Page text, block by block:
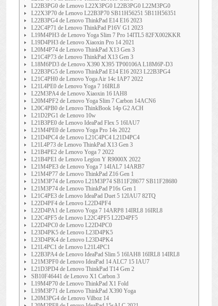
L22B3PG0 de Lenovo L22X3PG0 L22B3PG0 L22M3PG0
L22X3P70 de Lenovo L22B3P70 SB11H56251 5B11H56351
L22B3PG4 de Lenovo ThinkPad E14 E16 2023
L22C4P71 de Lenovo ThinkPad P16V G1 2023
L19M4PH3 de Lenovo Yoga Slim 7 Pro 14ITL5 82FX002KKR
L19D4PH3 de Lenovo Xiaoxin Pro 14 2021
L20M4P74 de Lenovo ThinkPad X13 Gen 3
L21C4P73 de Lenovo ThinkPad X13 Gen 3
L18M6PD3 de Lenovo X390 X395 TP00106A L18M6P-D3
L22B3PG5 de Lenovo ThinkPad E14 E16 2023 L22B3PG4
L21C4PH0 de Lenovo Yoga Air 14c IAP7 2022
L21L4PE0 de Lenovo Yoga 7 16IRL8
L22M3PA4 de Lenovo Xiaoxin 16 IAH8
L20M4PF2 de Lenovo Yoga Slim 7 Carbon 14ACN6
L20C4PB0 de Lenovo ThinkBook 14p G2 ACH
L21D2PG1 de Lenovo 10w
L21B3PE0 de Lenovo IdeaPad Flex 5 16IAU7
L21M4PE0 de Lenovo Yoga Pro 14s 2022
L21D4PC4 de Lenovo L21C4PC4 L21D4PC4
L21L4P73 de Lenovo ThinkPad X13 Gen 3
L21B4PE2 de Lenovo Yoga 7 2022
L21B4PE1 de Lenovo Legion Y R9000X 2022
L21M4PE3 de Lenovo Yoga 7 14IAL7 14ARB7
L21M4P77 de Lenovo ThinkPad Z16 Gen 1
L21M3P74 de Lenovo L21M3P74 SB11F28677 SB11F28680
L21M3P74 de Lenovo ThinkPad P16s Gen 1
L21C4PE3 de Lenovo IdeaPad Duet 5 12IAU7 82TQ
L22D4PF4 de Lenovo L22D4PF4
L22D4PA1 de Lenovo Yoga 7 14ARP8 14IRL8 16IRL8
L22C4PF5 de Lenovo L22C4PF5 L22D4PF5
L22D4PC0 de Lenovo L22D4PC0
L23D4PK5 de Lenovo L23D4PK5
L23D4PK4 de Lenovo L23D4PK4
L21L4PC1 de Lenovo L21L4PC1
L22B3PA4 de Lenovo IdeaPad Slim 5 16IAH8 16IRL8 14IRL8
L21M3PF0 de Lenovo IdeaPad 14 ALC7 15 IAU7
L21D3PD4 de Lenovo ThinkPad T14 Gen 2
SB10F46441 de Lenovo X1 Carbon 3
L19M4P70 de Lenovo ThinkPad X1 Fold
L19M3P71 de Lenovo ThinkPad X390 Yoga
L20M3PG4 de Lenovo Vilboz 14